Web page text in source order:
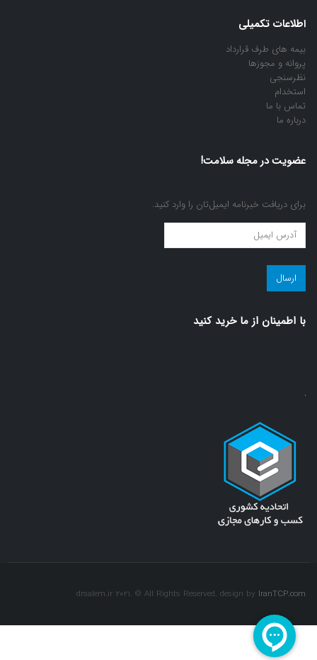
اطلاعات تکمیلی
بیمه های طرف قرارداد
پروانه و مجوزها
نظرسنجی
استخدام
تماس با ما
درباره ما
عضویت در مجله سلامت!
برای دریافت خبرنامه ایمیل‌تان را وارد کنید.
عضویت
در
مجله
سلامت!
با اطمينان از ما خريد كنيد
drsalem.ir 2021. © All Rights Reserved. design by IranTCP.com